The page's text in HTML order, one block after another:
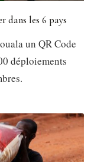
dans les 6 pays
un QR Code
déploiements